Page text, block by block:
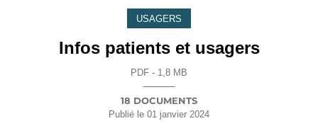
USAGERS
Infos patients et usagers
PDF - 1,8 MB
18 DOCUMENTS
Publié le 01 janvier 2024